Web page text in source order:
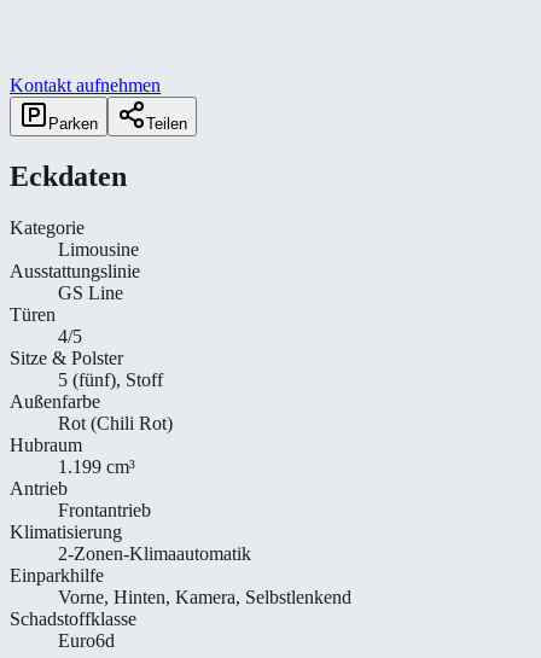
Kontakt aufnehmen
Parken Teilen
Eckdaten
Kategorie
Limousine
Ausstattungslinie
GS Line
Türen
4/5
Sitze & Polster
5 (fünf), Stoff
Außenfarbe
Rot (Chili Rot)
Hubraum
1.199 cm³
Antrieb
Frontantrieb
Klimatisierung
2-Zonen-Klimaautomatik
Einparkhilfe
Vorne, Hinten, Kamera, Selbstlenkend
Schadstoffklasse
Euro6d